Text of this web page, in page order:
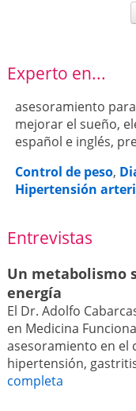
Experto en...
asesoramiento
mejorar el sueño,
español e inglés,
Control de peso,
Hipertensión
Entrevistas
Un metabolismo
energía
El Dr. Adolfo
en Medicina
asesoramiento en el
hipertensión,
completa